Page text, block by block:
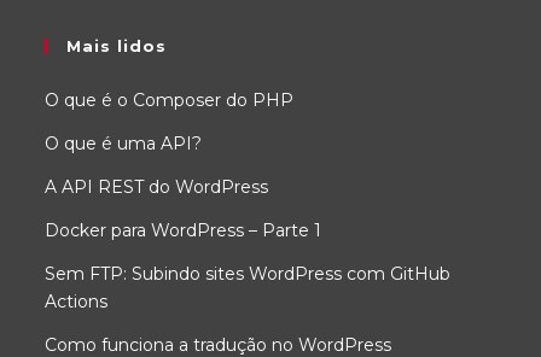
Mais lidos
O que é o Composer do PHP
O que é uma API?
A API REST do WordPress
Docker para WordPress – Parte 1
Sem FTP: Subindo sites WordPress com GitHub
Actions
Como funciona a tradução no WordPress